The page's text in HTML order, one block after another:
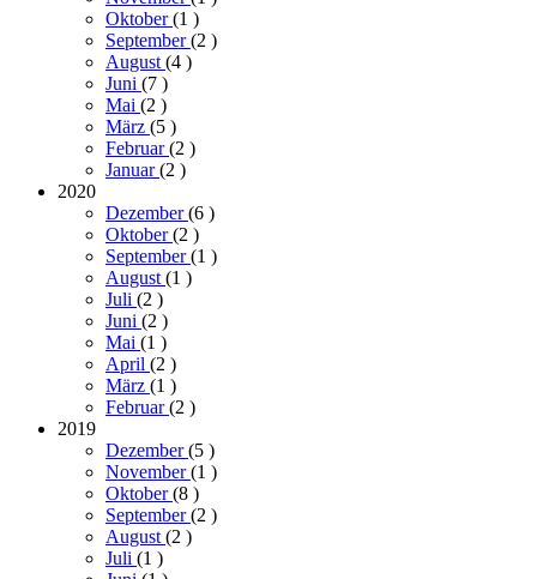
Oktober(1 )
September(2 )
August (4 )
Juni (7 )
Mai (2 )
März (5 )
Februar(2 )
Januar(2 )
2020
Dezember(6 )
Oktober(2 )
September(1 )
August (1 )
Juli (2 )
Juni (2 )
Mai (1 )
April (2 )
März (1 )
Februar(2 )
2019
Dezember(5 )
November(1 )
Oktober(8 )
September(2 )
August (2 )
Juli (1 )